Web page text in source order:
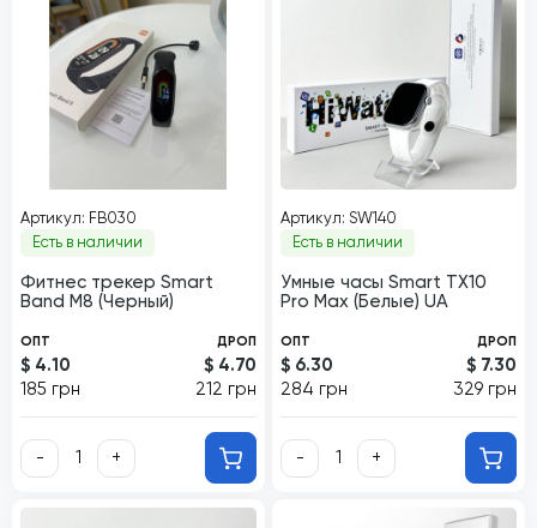
Артикул: FB030
Есть в наличии
Фитнес трекер Smart
Band М8 (Черный)
ОПТ
$ 4.10
185 грн
ДРОП
$ 4.70
212 грн
- +
Артикул: SW140
Есть в наличии
Умные часы Smart TX10
Pro Max (Белые) UA
ОПТ
$ 6.30
284 грн
ДРОП
$ 7.30
329 грн
- +